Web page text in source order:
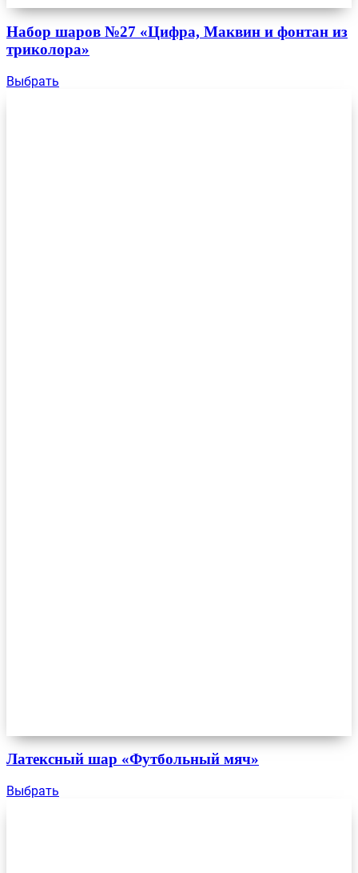
Набор шаров №27 «Цифра, Маквин и фонтан из
триколора»
Выбрать
Латексный шар «Футбольный мяч»
Выбрать